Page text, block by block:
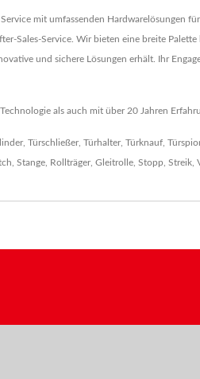
mit umfassenden Hardwarelösungen
Sales-Service. Wir bieten eine breite
und sichere Lösungen erhält. Ihr
als auch mit über 20 Jahren
, Türschließer, Türhalter, Türknauf
Stange Rollträger, Gleitrolle Stopp Streik